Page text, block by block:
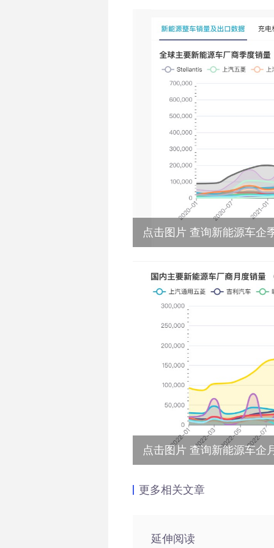
点击图片 查询新能源车企
点击图片 查询新能源车企
更多相关文章
延伸阅读